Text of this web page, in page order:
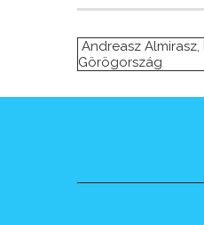
Andreasz Almirasz,
Görögország